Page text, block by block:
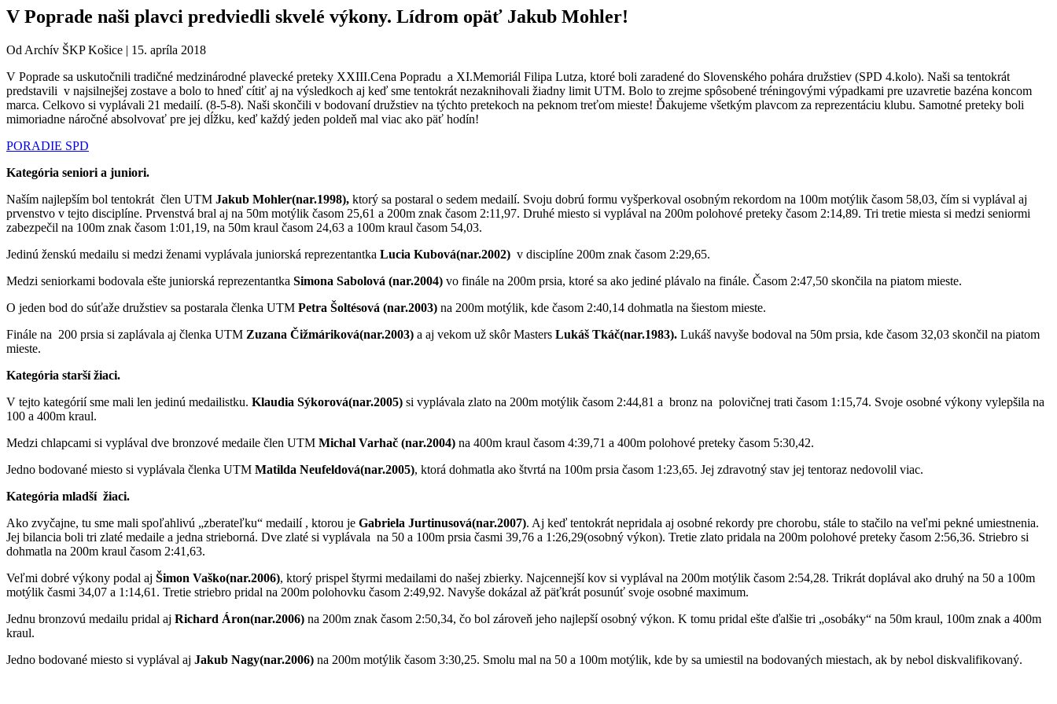
V Poprade naši plavci predviedli skvelé výkony. Lídrom opäť Jakub Mohler!
Od Archív ŠKP Košice | 15. apríla 2018
V Poprade sa uskutočnili tradičné medzinárodné plavecké preteky XXIII.Cena Popradu a XI.Memoriál Filipa Lutza, ktoré boli zaradené do Slovenského pohára družstiev (SPD 4.kolo). Naši sa tentokrát
predstavili v najsilnejšej zostave a bolo to hneď cítiť aj na výsledkoch aj keď sme tentokrát nezaknihovali žiadny limit UTM. Bolo to zrejme spôsobené tréningovými výpadkami pre uzavretie bazéna koncom
marca. Celkovo si vyplávali 21 medailí. (8-5-8). Naši skončili v bodovaní družstiev na týchto pretekoch na peknom treťom mieste! Ďakujeme všetkým plavcom za reprezentáciu klubu. Samotné preteky boli
mimoriadne náročné absolvovať pre jej dĺžku, keď každý jeden poldeň mal viac ako päť hodín!
PORADIE SPD
Kategória seniori a juniori.
Naším najlepším bol tentokrát člen UTM Jakub Mohler(nar.1998), ktorý sa postaral o sedem medailí. Svoju dobrú formu vyšperkoval osobným rekordom na 100m motýlik časom 58,03, čím si vyplával aj
prvenstvo v tejto disciplíne. Prvenstvá bral aj na 50m motýlik časom 25,61 a 200m znak časom 2:11,97. Druhé miesto si vyplával na 200m polohové preteky časom 2:14,89. Tri tretie miesta si medzi seniormi
zabezpečil na 100m znak časom 1:01,19, na 50m kraul časom 24,63 a 100m kraul časom 54,03.
Jedinú ženskú medailu si medzi ženami vyplávala juniorská reprezentantka Lucia Kubová(nar.2002) v disciplíne 200m znak časom 2:29,65.
Medzi seniorkami bodovala ešte juniorská reprezentantka Simona Sabolová (nar.2004) vo finále na 200m prsia, ktoré sa ako jediné plávalo na finále. Časom 2:47,50 skončila na piatom mieste.
O jeden bod do súťaže družstiev sa postarala členka UTM Petra Šoltésová (nar.2003) na 200m motýlik, kde časom 2:40,14 dohmatla na šiestom mieste.
Finále na 200 prsia si zaplávala aj členka UTM Zuzana Čižmáriková(nar.2003) a aj vekom už skôr Masters Lukáš Tkáč(nar.1983). Lukáš navyše bodoval na 50m prsia, kde časom 32,03 skončil na piatom
mieste.
Kategória starší žiaci.
V tejto kategórií sme mali len jedinú medailistku. Klaudia Sýkorová(nar.2005) si vyplávala zlato na 200m motýlik časom 2:44,81 a bronz na polovičnej trati časom 1:15,74. Svoje osobné výkony vylepšila na
100 a 400m kraul.
Medzi chlapcami si vyplával dve bronzové medaile člen UTM Michal Varhač (nar.2004) na 400m kraul časom 4:39,71 a 400m polohové preteky časom 5:30,42.
Jedno bodované miesto si vyplávala členka UTM Matilda Neufeldová(nar.2005), ktorá dohmatla ako štvrtá na 100m prsia časom 1:23,65. Jej zdravotný stav jej tentoraz nedovolil viac.
Kategória mladší žiaci.
Ako zvyčajne, tu sme mali spoľahlivú „zberateľku“ medailí , ktorou je Gabriela Jurtinusová(nar.2007). Aj keď tentokrát nepridala aj osobné rekordy pre chorobu, stále to stačilo na veľmi pekné umiestnenia.
Jej bilancia boli tri zlaté medaile a jedna strieborná. Dve zlaté si vyplávala na 50 a 100m prsia časmi 39,76 a 1:26,29(osobný výkon). Tretie zlato pridala na 200m polohové preteky časom 2:56,36. Striebro si
dohmatla na 200m kraul časom 2:41,63.
Veľmi dobré výkony podal aj Šimon Vaško(nar.2006), ktorý prispel štyrmi medailami do našej zbierky. Najcennejší kov si vyplával na 200m motýlik časom 2:54,28. Trikrát doplával ako druhý na 50 a 100m
motýlik časmi 34,07 a 1:14,61. Tretie striebro pridal na 200m polohovku časom 2:49,92. Navyše dokázal až päťkrát posunúť svoje osobné maximum.
Jednu bronzovú medailu pridal aj Richard Áron(nar.2006) na 200m znak časom 2:50,34, čo bol zároveň jeho najlepší osobný výkon. K tomu pridal ešte ďalšie tri „osobáky“ na 50m kraul, 100m znak a 400m
kraul.
Jedno bodované miesto si vyplával aj Jakub Nagy(nar.2006) na 200m motýlik časom 3:30,25. Smolu mal na 50 a 100m motýlik, kde by sa umiestil na bodovaných miestach, ak by nebol diskvalifikovaný.